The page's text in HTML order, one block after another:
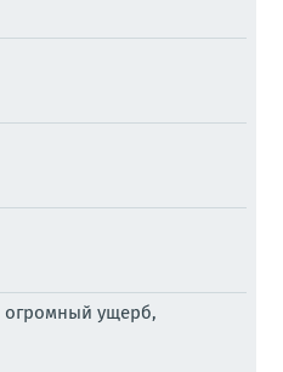
огромный ущерб,